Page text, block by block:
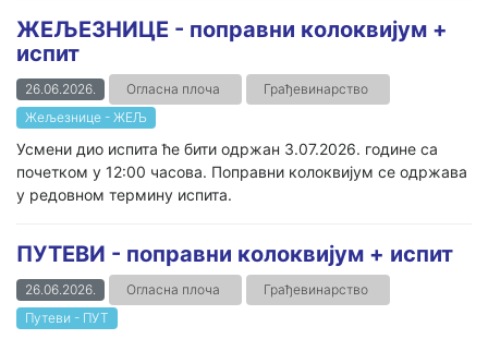
ЖЕЉЕЗНИЦЕ - поправни колоквијум +
испит
26.06.2026. Огласна плоча
Грађевинарство
Жељезнице - ЖЕЉ
Усмени дио испита ће бити одржан 3.07.2026. године са
почетком у 12:00 часова. Поправни колоквијум се одржава
у редовном термину испита.
ПУТЕВИ - поправни колоквијум + испит
26.06.2026. Огласна плоча
Грађевинарство
Путеви - ПУТ